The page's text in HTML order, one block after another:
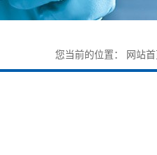
您当前的位置： 网站首